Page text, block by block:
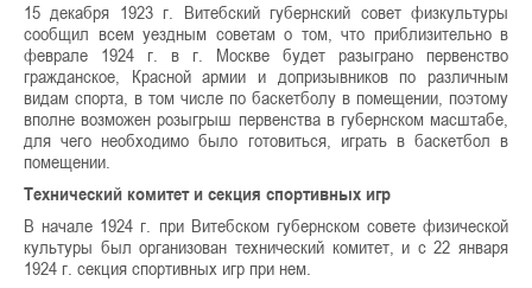
15 декабря 1923 г. Витебский губернский совет физкультуры
сообщил всем уездным советам о том, что приблизительно в
феврале 1924 г. в г. Москве будет разыграно первенство
гражданское, Красной армии и допризывников по различным
видам спорта, в том числе по баскетболу в помещении, поэтому
вполне возможен розыгрыш первенства в губернском масштабе,
для чего необходимо было готовиться, играть в баскетбол в
помещении.
Технический комитет и секция спортивных игр
В начале 1924 г. при Витебском губернском совете физической
культуры был организован технический комитет, и с 22 января
1924 г. секция спортивных игр при нем.